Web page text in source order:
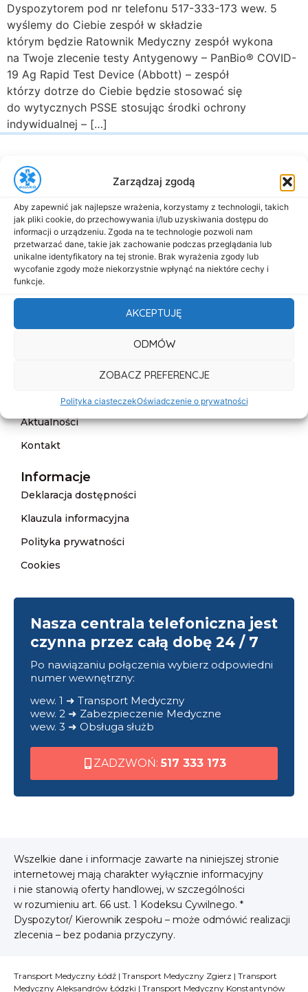
Zarządzaj zgodą
Aby zapewnić jak najlepsze wrażenia, korzystamy z technologii, takich
jak pliki cookie, do przechowywania i/lub uzyskiwania dostępu do
informacji o urządzeniu. Zgoda na te technologie pozwoli nam
przetwarzać dane, takie jak zachowanie podczas przeglądania lub
unikalne identyfikatory na tej stronie. Brak wyrażenia zgody lub
wycofanie zgody może niekorzystnie wpłynąć na niektóre cechy i
funkcje.
AKCEPTUJĘ
ODMÓW
ZOBACZ PREFERENCJE
Polityka ciasteczekOświadczenie o prywatności
Dyspozytorem pod nr telefonu 517-333-173 wew. 5
wyślemy do Ciebie zespół w składzie
którym będzie Ratownik Medyczny zespół wykona
na Twoje zlecenie testy Antygenowy – PanBio® COVID-
19 Ag Rapid Test Device (Abbott) – zespół
którzy dotrze do Ciebie będzie stosować się
do wytycznych PSSE stosując środki ochrony
indywidualnej – […]
al. Marsz. Józefa Piłsudskiego 143
92-301 Łódź
+48 517-333-173
biuro@dasmed.pl
Start
Aktualności
Kontakt
Informacje
Deklaracja dostępności
Klauzula informacyjna
Polityka prywatności
Cookies
Nasza centrala telefoniczna jest
czynna przez całą dobę 24 / 7
Po nawiązaniu połączenia wybierz odpowiedni
numer wewnętrzny:
wew. 1 ➜ Transport Medyczny
wew. 2 ➜ Zabezpieczenie Medyczne
wew. 3 ➜ Obsługa służb
ZADZWOŃ: 517 333 173
Wszelkie dane i informacje zawarte na niniejszej stronie
internetowej mają charakter wyłącznie informacyjny
i nie stanowią oferty handlowej, w szczególności
w rozumieniu art. 66 ust. 1 Kodeksu Cywilnego. *
Dyspozytor/ Kierownik zespołu – może odmówić realizacji
zlecenia – bez podania przyczyny.
Transport Medyczny Łódź | Transport Medyczny Zgierz | Transport
Medyczny Aleksandrów Łódzki | Transport Medyczny Konstantynów